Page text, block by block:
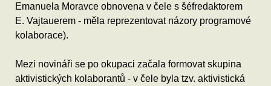
Emanuela Moravce obnovena v čele s šéfredaktorem
E. Vajtauerem - měla reprezentovat názory programové
kolaborace).
Mezi novináři se po okupaci začala formovat skupina
aktivistických kolaborantů - v čele byla tzv. aktivistická